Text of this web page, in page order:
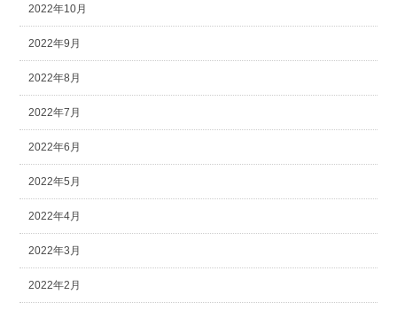
2022年10月
2022年9月
2022年8月
2022年7月
2022年6月
2022年5月
2022年4月
2022年3月
2022年2月